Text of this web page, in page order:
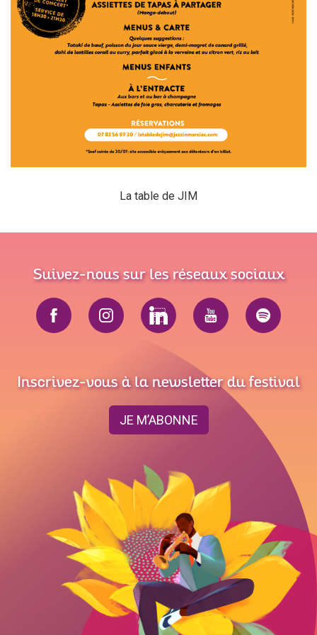
La table de JIM
Suivez-nous sur les réseaux sociaux
Inscrivez-vous à la newsletter du festival
JE M’ABONNE